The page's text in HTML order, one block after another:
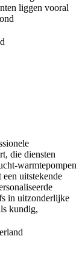
liggen vooral
die diensten
uitstekende
in uitzonderlijke
kundig,